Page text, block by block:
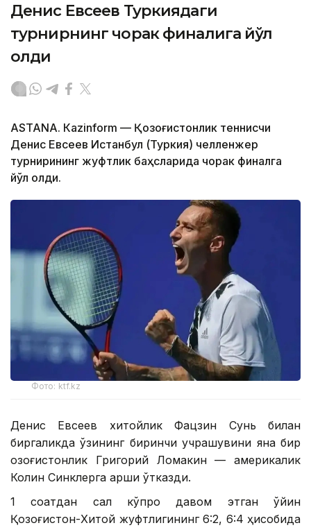
Денис Евсеев Туркиядаги
турнирнинг чорак финалига йўл
олди
ASTANА. Кazinform — Қозоғистонлик теннисчи
Денис Евсеев Истанбул (Туркия) челленжер
турнирининг жуфтлик баҳсларида чорак финалга
йўл олди.
Фото: ktf.kz
Денис Евсеев хитойлик Фацзин Сунь билан
биргаликда ўзининг биринчи учрашувини яна бир
қозоғистонлик Григорий Ломакин — америкалик
Колин Синклерга қарши ўтказди.
1 соатдан сал кўпроқ давом этган ўйин
Қозоғистон-Хитой жуфтлигининг 6:2, 6:4 ҳисобида